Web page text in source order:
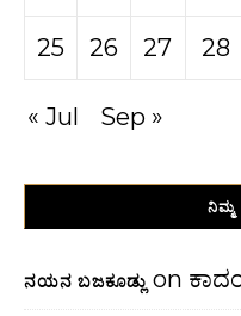
25 26 27 28
« Jul Sep »
ನಯನ ಬಜಕೂಡ್ಲು on